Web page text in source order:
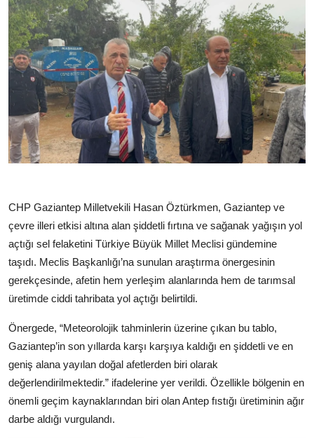
CHP Gaziantep Milletvekili Hasan Öztürkmen, Gaziantep ve
çevre illeri etkisi altına alan şiddetli fırtına ve sağanak yağışın yol
açtığı sel felaketini Türkiye Büyük Millet Meclisi gündemine
taşıdı. Meclis Başkanlığı’na sunulan araştırma önergesinin
gerekçesinde, afetin hem yerleşim alanlarında hem de tarımsal
üretimde ciddi tahribata yol açtığı belirtildi.
Önergede, “Meteorolojik tahminlerin üzerine çıkan bu tablo,
Gaziantep’in son yıllarda karşı karşıya kaldığı en şiddetli ve en
geniş alana yayılan doğal afetlerden biri olarak
değerlendirilmektedir.” ifadelerine yer verildi. Özellikle bölgenin en
önemli geçim kaynaklarından biri olan Antep fıstığı üretiminin ağır
darbe aldığı vurgulandı.